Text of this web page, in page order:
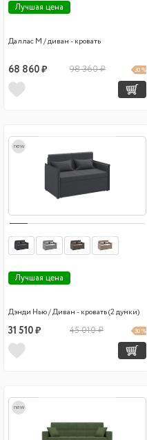
Лучшая цена
Даллас М / диван - кровать
68 860 ₽ 98 360 ₽ 30 %
new
Лучшая цена
Дэнди Нью / Диван - кровать (2 думки)
31 510 ₽ 45 010 ₽ 30 %
new